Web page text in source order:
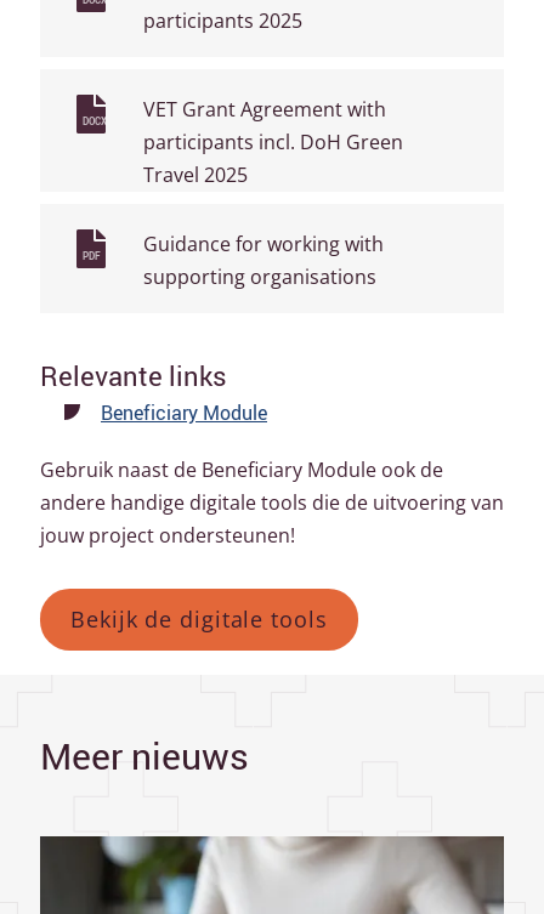
participants 2025
DOCX
VET Grant Agreement with
participants incl. DoH Green
Travel 2025
PDF
Guidance for working with
supporting organisations
Relevante links
Beneficiary Module
Gebruik naast de Beneficiary Module ook de
andere handige digitale tools die de uitvoering van
jouw project ondersteunen!
Bekijk de digitale tools
Meer nieuws